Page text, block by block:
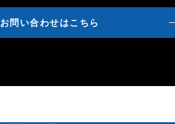
お問い合わせはこちら